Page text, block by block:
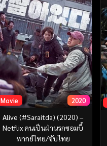
Movie 2020
Alive (#Saraitda) (2020) –
Netflix คนเป็นฝ่านรกซอมบี้
พากย์ไทย/ซับไทย